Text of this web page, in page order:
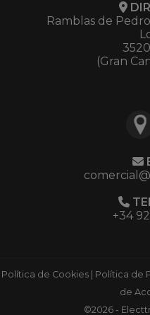
Ramblas de
(Gran
+34
Política de Cookies Política de
de
©2026 -